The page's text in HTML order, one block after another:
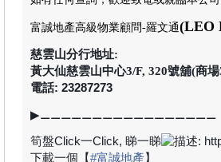
富誠地產高級物業顧問-羅文通(LEO
慈雲山分行地址:
黃大仙慈雲山中心3/F, 320號舖(商
電話: 23287273
▶⚊⚊⚊⚊⚊⚊⚊⚊⚊⚊⚊⚊⚊⚊⚊⚊⚊
筍盤Click一Click, 睇一睇
下載一個【#富誠地產】